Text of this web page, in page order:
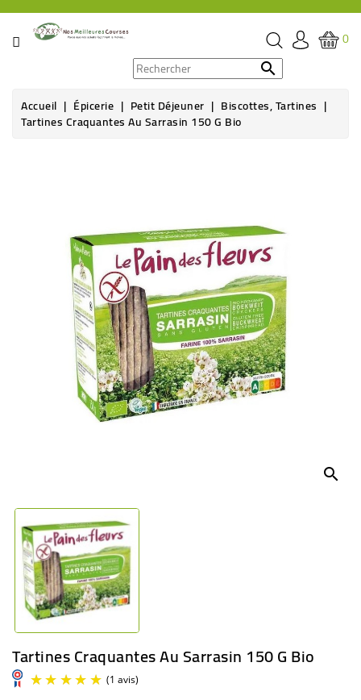
CATÉGORIE
ÉPICERIE
0

Accueil Épicerie Petit Déjeuner Biscottes, Tartines
Tartines Craquantes Au Sarrasin 150 G Bio
search
Tartines Craquantes Au Sarrasin 150 G Bio